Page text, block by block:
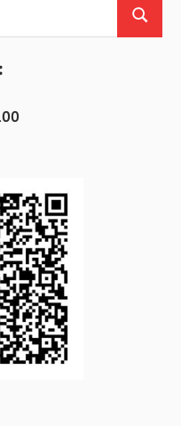
Suchen